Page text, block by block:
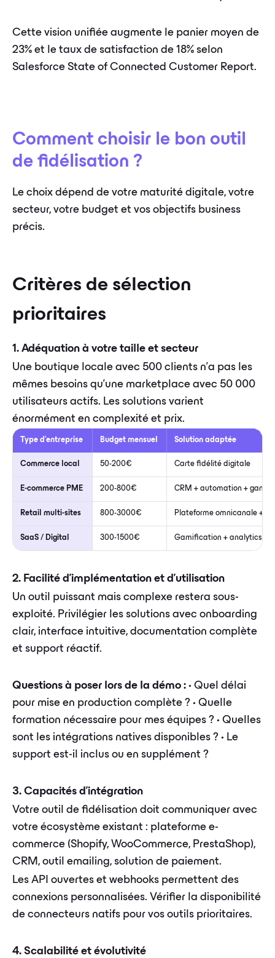
Cette vision unifiée augmente le panier moyen de
23% et le taux de satisfaction de 18% selon
Salesforce State of Connected Customer Report.
Comment choisir le bon outil
de fidélisation ?
Le choix dépend de votre maturité digitale, votre
secteur, votre budget et vos objectifs business
précis.
Critères de sélection
prioritaires
1. Adéquation à votre taille et secteur
Une boutique locale avec 500 clients n'a pas les
mêmes besoins qu'une marketplace avec 50 000
utilisateurs actifs. Les solutions varient
énormément en complexité et prix.
Type d'entreprise Budget mensuel Solution adaptée
Commerce local 50-200€ Carte fidélité digitale
E-commerce PME 200-800€ CRM + automation +
Retail multi-sites 800-3000€ Plateforme omnicanale +
SaaS / Digital 300-1500€ Gamification + analytics +
2. Facilité d'implémentation et d'utilisation
Un outil puissant mais complexe restera sous-
exploité. Privilégier les solutions avec onboarding
clair, interface intuitive, documentation complète
et support réactif.
Questions à poser lors de la démo : • Quel délai
pour mise en production complète ? • Quelle
formation nécessaire pour mes équipes ? • Quelles
sont les intégrations natives disponibles ? • Le
support est-il inclus ou en supplément ?
3. Capacités d'intégration
Votre outil de fidélisation doit communiquer avec
votre écosystème existant : plateforme e-
commerce (Shopify, WooCommerce, PrestaShop),
CRM, outil emailing, solution de paiement.
Les API ouvertes et webhooks permettent des
connexions personnalisées. Vérifier la disponibilité
de connecteurs natifs pour vos outils prioritaires.
4. Scalabilité et évolutivité